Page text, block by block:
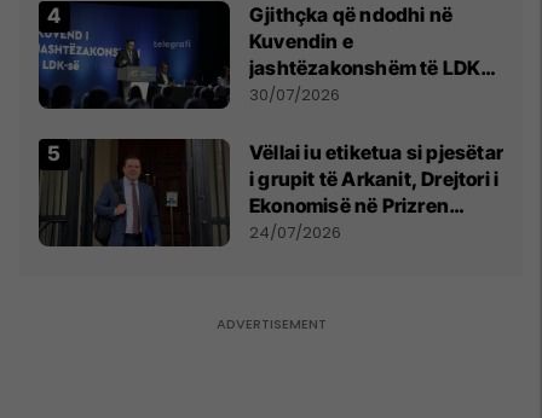
Gjithçka që ndodhi në
Kuvendin e
jashtëzakonshëm të LDK-
së
30/07/2026
Vëllai iu etiketua si pjesëtar
i grupit të Arkanit, Drejtori i
Ekonomisë në Prizren
mohon pretendimet
24/07/2026